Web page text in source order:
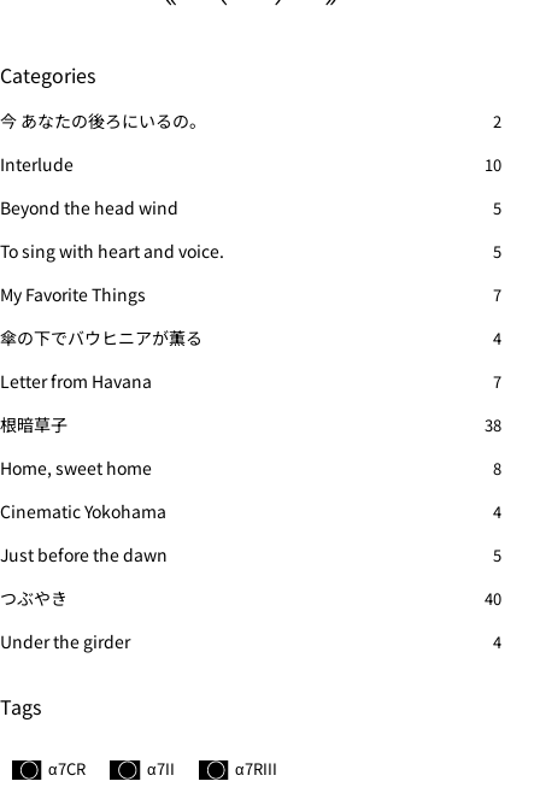
Categories
今 あなたの後ろにいるの。 2
Interlude 10
Beyond the head wind 5
To sing with heart and voice. 5
My Favorite Things 7
傘の下でバウヒニアが薫る 4
Letter from Havana 7
根暗草子 38
Home, sweet home 8
Cinematic Yokohama 4
Just before the dawn 5
つぶやき 40
Under the girder 4
Tags
α7CR α7II α7RIII